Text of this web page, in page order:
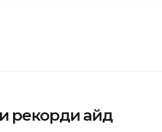
рекорди қайд